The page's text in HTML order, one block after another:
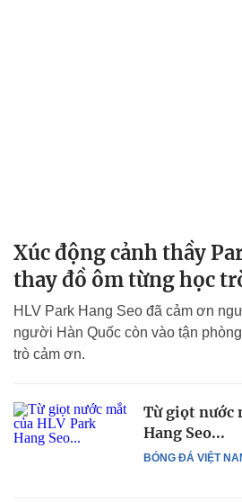
Xúc động cảnh thầy
thay đồ ôm từng học
HLV Park Hang Seo đã cảm ơn
người Hàn Quốc còn vào tận
trò cảm ơn.
BÓNG ĐÁ VIỆT
Từ giọt nước
Hang Seo...